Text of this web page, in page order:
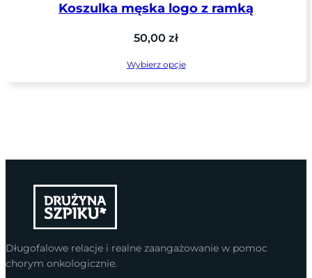
Koszulka męska logo z ramką
50,00 zł
Wybierz opcje
Długofalowe relacje i realne zaangażowanie w pomoc
chorym onkologicznie.